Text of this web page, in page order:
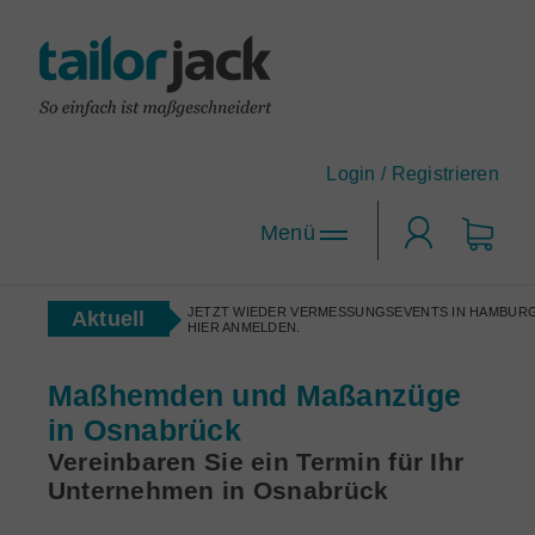
Designen Sie Ihr Maßhemd nach Ihren Wünschen!
tailorjack-Topseller
Die beliebtesten Maßhemd-Designs.
Maßhemden für Firmen
Anzug-Konfigurator
Designen Sie sich Ihren neuen Lieblingsanzug.
Login / Registrieren
Aktuell
JETZT WIEDER VERMESSUNGSEVENTS IN
HIER ANMELDEN.
Maßhemden und Maßanzüge
in Osnabrück
Vereinbaren Sie ein Termin für Ihr
Unternehmen in Osnabrück